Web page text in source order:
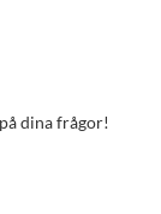
dina frågor!